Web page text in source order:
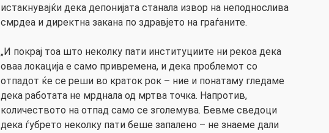
истакнувајќи дека депонијата станала извор на неподнослива
смрдеа и директна закана по здравјето на граѓаните.
„И покрај тоа што неколку пати институциите ни рекоа дека
оваа локација е само привремена, и дека проблемот со
отпадот ќе се реши во краток рок – ние и понатаму гледаме
дека работата не мрднала од мртва точка. Напротив,
количеството на отпад само се зголемува. Бевме сведоци
дека ѓубрето неколку пати беше запалено – не знаеме дали